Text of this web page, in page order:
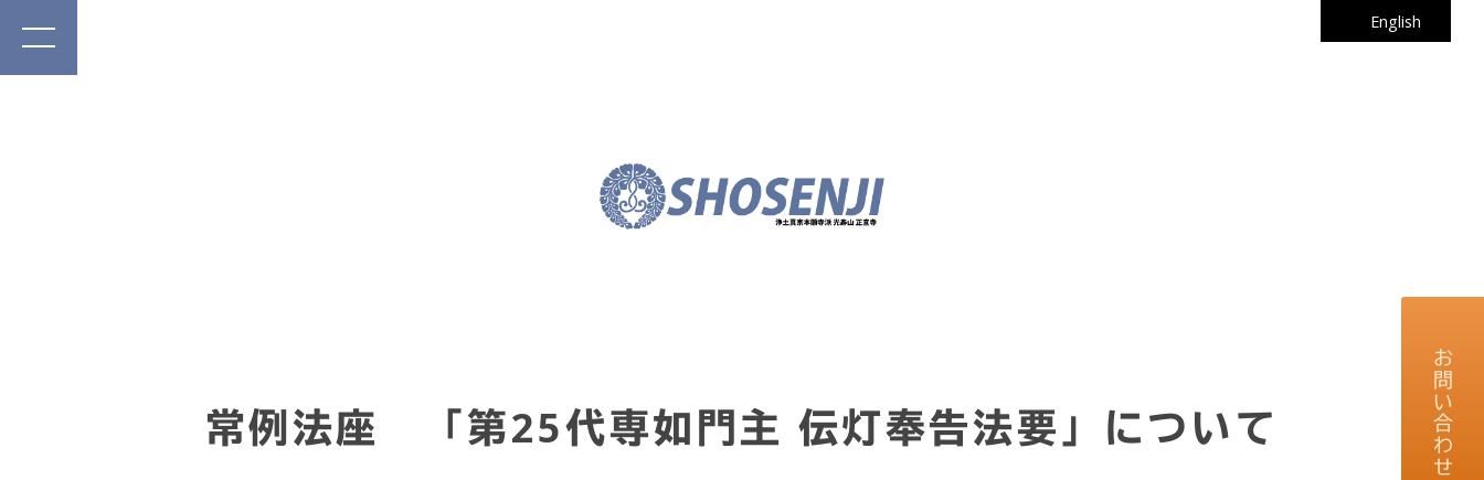
English
お問い合わせ
常例法座 「第25代専如門主 伝灯奉告法要」について